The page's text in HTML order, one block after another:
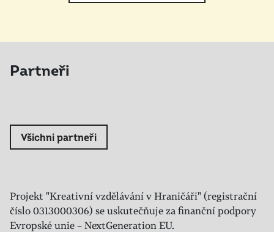
Partneři
Všichni partneři
Projekt "Kreativní vzdělávání v Hraničáři" (registrační
číslo 0313000306) se uskutečňuje za finanční podpory
Evropské unie – NextGeneration EU.